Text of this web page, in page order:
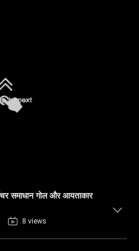
समाधान गोल और आयताकार
8 views